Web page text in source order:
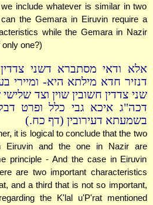
include whatever is similar in two
the Gemara in Eiruvin require a
while the Gemara in Nazir
one?)
אלא ודאי מסתברא דשני צדדין
דנזיר חדא מילתא היא- ומיירי
שני צדדין חשובין שוין וצד
דכה"ג איכא גבי כלל ופרט
בשמעתא דעירובין (דף כח.)
it is logical to conclude that the two
Eiruvin and the one in Nazir are
principle - And the case in Eiruvin
are two important characteristics
and a third that is not so important,
the K'lal u'P'rat mentioned